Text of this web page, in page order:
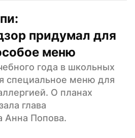
придумал для
меню
года в школьных
специальное меню для
О планах
глава
Анна Попова.